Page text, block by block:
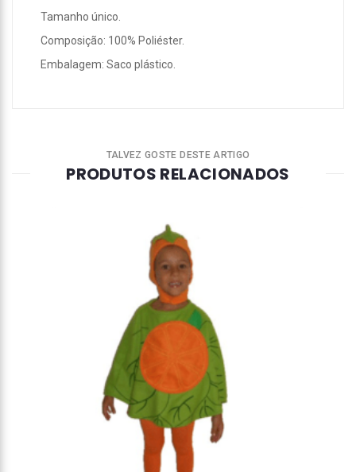
Tamanho único.
Composição: 100% Poliéster.
Embalagem: Saco plástico.
TALVEZ GOSTE DESTE ARTIGO
PRODUTOS RELACIONADOS